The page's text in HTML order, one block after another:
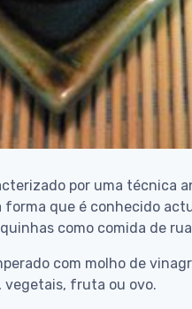
por uma técnica
forma que é conhecido
como comida de
com molho de
vegetais, fruta ou ovo.